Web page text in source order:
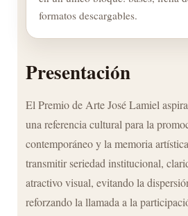
formatos descargables.
Presentación
El Premio de Arte José Lamiel
una referencia cultural para la
contemporáneo y la memoria
transmitir seriedad institucional,
atractivo visual, evitando la
reforzando la llamada a la